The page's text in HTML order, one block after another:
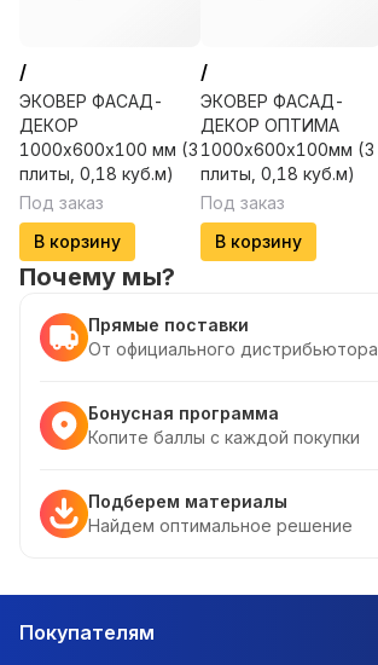
/
ЭКОВЕР ФАСАД-
ДЕКОР
1000х600х100 мм (3
плиты, 0,18 куб.м)
Под заказ
В корзину
/
ЭКОВЕР ФАСАД-
ДЕКОР ОПТИМА
1000х600х100мм (3
плиты, 0,18 куб.м)
Под заказ
В корзину
Почему мы?
Прямые поставки
От официального дистрибьютора
Бонусная программа
Копите баллы с каждой покупки
Подберем материалы
Найдем оптимальное решение
Покупателям